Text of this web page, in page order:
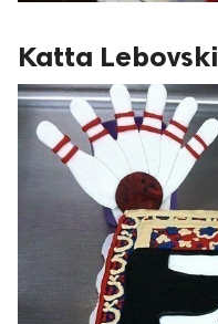
Katta Lebovski